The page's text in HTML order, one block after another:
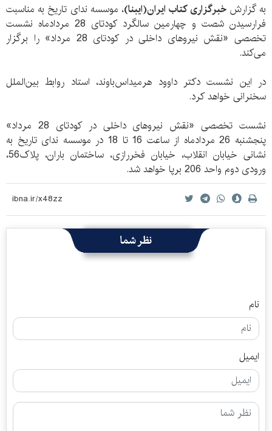
به گزارشخبرگزاری کتاب ایران(ایبنا)، موسسه ندای تاریخ به مناسبت
فرارسیدن شصت و چهارمین سالگرد کودتای 28 مردادماه نشست
تخصصی «نقش نیروهای داخلی در کودتای 28 مرداد» را برگزار
می‌کند.
در این نشست دکتر داوود هرمیداس‌باوند، استاد روابط بین‌الملل
سخنرانی خواهد کرد.
نشست تخصصی «نقش نیروهای داخلی در کودتای 28 مرداد»
پنجشنبه 26 مردادماه از ساعت 16 تا 18 در موسسه ندای تاریخ به
نشانی خیابان انقلاب، خیابان فخررازی، ساختمان باران، پلاک56،
ورودی دوم واحد 206 برپا خواهد شد.
نظر شما
نام
ایمیل